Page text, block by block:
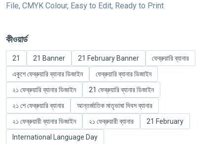
File, CMYK Colour, Easy to Edit, Ready to Print
কীওয়ার্ড
21 21 Banner 21 February Banner
ফেব্রুয়ারি ব্যানার
একুশে ফেব্রুয়ারি ব্যানার ডিজাইন
ফেব্রুয়ারি ব্যানার ডিজাইন
২১ ফেব্রুয়ারি ব্যানার ডিজাইন
21 ফেব্রুয়ারি ব্যানার ডিজাইন
২১ শে ফেব্রুয়ারি ব্যানার
আন্তর্জাতিক মাতৃভাষা দিবস ব্যানার
২১ ফেব্রুয়ারী ব্যানার ডিজাইন
২১ ফেব্রুয়ারী ব্যানার
21 February
International Language Day